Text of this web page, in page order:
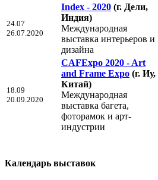
24.07
26.07.2020
Index - 2020 (г. Дели,
Индия)
Международная
выставка интерьеров и
дизайна
18.09
20.09.2020
CAFExpo 2020 - Art
and Frame Expo (г. Иу,
Китай)
Международная
выставка багета,
фоторамок и арт-
индустрии
Календарь выставок